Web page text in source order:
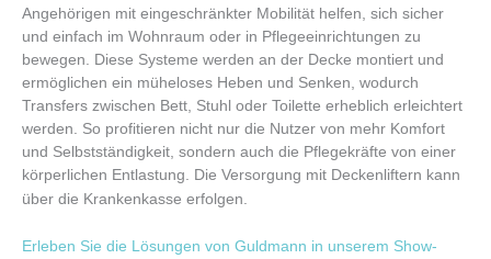
Angehörigen mit eingeschränkter Mobilität helfen, sich sicher
und einfach im Wohnraum oder in Pflegeeinrichtungen zu
bewegen. Diese Systeme werden an der Decke montiert und
ermöglichen ein müheloses Heben und Senken, wodurch
Transfers zwischen Bett, Stuhl oder Toilette erheblich erleichtert
werden. So profitieren nicht nur die Nutzer von mehr Komfort
und Selbstständigkeit, sondern auch die Pflegekräfte von einer
körperlichen Entlastung. Die Versorgung mit Deckenliftern kann
über die Krankenkasse erfolgen.
Erleben Sie die Lösungen von Guldmann in unserem Show-